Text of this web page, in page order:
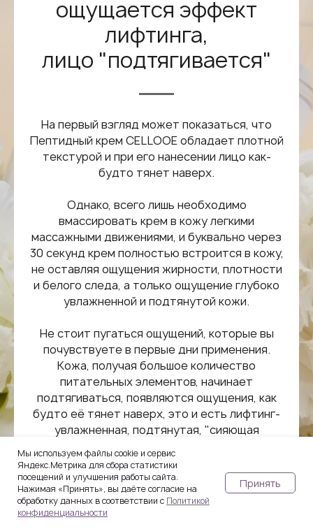
ощущается эффект
лифтинга,
лицо "подтягивается"
На первый взгляд может показаться, что
Пептидный крем CELLOOE обладает плотной
текстурой и при его нанесении лицо как-
будто тянет наверх.
Однако, всего лишь необходимо
вмассировать крем в кожу легкими
массажными движениями, и буквально через
30 секунд крем полностью встроится в кожу,
не оставляя ощущения жирности, плотности
и белого следа, а только ощущение глубоко
увлажненной и подтянутой кожи.
Не стоит пугаться ощущений, которые вы
почувствуете в первые дни применения.
Кожа, получая большое количество
питательных элементов, начинает
подтягиваться, появляются ощущения, как
будто её тянет наверх, это и есть лифтинг-
увлажненная, подтянутая, "сияющая
Мы используем файлы cookie и сервис
Яндекс.Метрика для сбора статистики
посещений и улучшения работы сайта.
Нажимая «Принять», вы даёте согласие на
обработку данных в соответствии с Политикой
конфиденциальности
Принять